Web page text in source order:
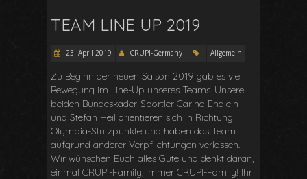
TEAM LINE UP 2019
23. April 2019 CRUPI-Germany Allgemein
Zu Beginn der neuen Saison 2019 gab es viel
Bewegung im Line-Up unseres Teams. Unsere
beiden Bundeskader-Sportler Carina Endlein
und Stefan Heil orientieren sich in Richtung
Olympia-Stützpunkte und haben das Team
aufgrund anderer Verpflichtungen verlassen.
Wir wünschen Euch alles Gute und denkt daran,
einmal CRUPI-Family, immer CRUPI-Family! Ihr